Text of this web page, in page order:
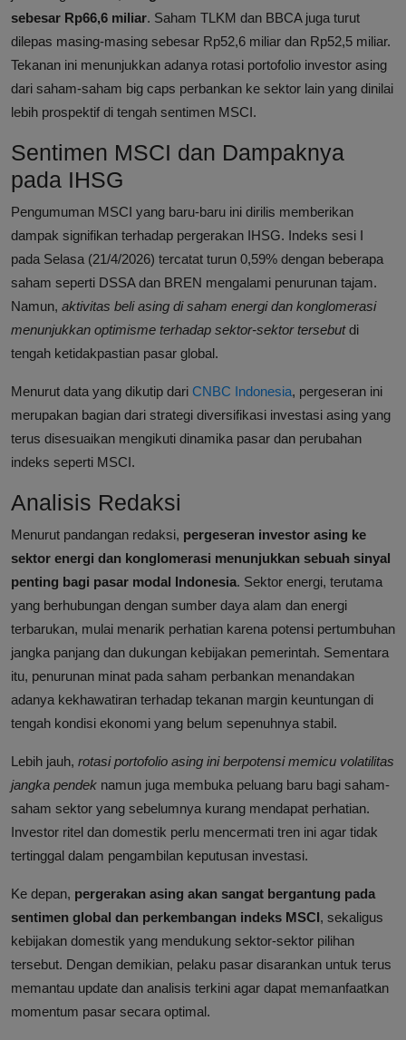
sebesar Rp66,6 miliar. Saham TLKM dan BBCA juga turut
dilepas masing-masing sebesar Rp52,6 miliar dan Rp52,5 miliar.
Tekanan ini menunjukkan adanya rotasi portofolio investor asing
dari saham-saham big caps perbankan ke sektor lain yang dinilai
lebih prospektif di tengah sentimen MSCI.
Sentimen MSCI dan Dampaknya
pada IHSG
Pengumuman MSCI yang baru-baru ini dirilis memberikan
dampak signifikan terhadap pergerakan IHSG. Indeks sesi I
pada Selasa (21/4/2026) tercatat turun 0,59% dengan beberapa
saham seperti DSSA dan BREN mengalami penurunan tajam.
Namun, aktivitas beli asing di saham energi dan konglomerasi
menunjukkan optimisme terhadap sektor-sektor tersebutdi
tengah ketidakpastian pasar global.
Menurut data yang dikutip dari CNBC Indonesia, pergeseran ini
merupakan bagian dari strategi diversifikasi investasi asing yang
terus disesuaikan mengikuti dinamika pasar dan perubahan
indeks seperti MSCI.
Analisis Redaksi
Menurut pandangan redaksi, pergeseran investor asing ke
sektor energi dan konglomerasi menunjukkan sebuah sinyal
penting bagi pasar modal Indonesia. Sektor energi, terutama
yang berhubungan dengan sumber daya alam dan energi
terbarukan, mulai menarik perhatian karena potensi pertumbuhan
jangka panjang dan dukungan kebijakan pemerintah. Sementara
itu, penurunan minat pada saham perbankan menandakan
adanya kekhawatiran terhadap tekanan margin keuntungan di
tengah kondisi ekonomi yang belum sepenuhnya stabil.
Lebih jauh, rotasi portofolio asing ini berpotensi memicu volatilitas
jangka pendek namun juga membuka peluang baru bagi saham-
saham sektor yang sebelumnya kurang mendapat perhatian.
Investor ritel dan domestik perlu mencermati tren ini agar tidak
tertinggal dalam pengambilan keputusan investasi.
Ke depan, pergerakan asing akan sangat bergantung pada
sentimen global dan perkembangan indeks MSCI, sekaligus
kebijakan domestik yang mendukung sektor-sektor pilihan
tersebut. Dengan demikian, pelaku pasar disarankan untuk terus
memantau update dan analisis terkini agar dapat memanfaatkan
momentum pasar secara optimal.